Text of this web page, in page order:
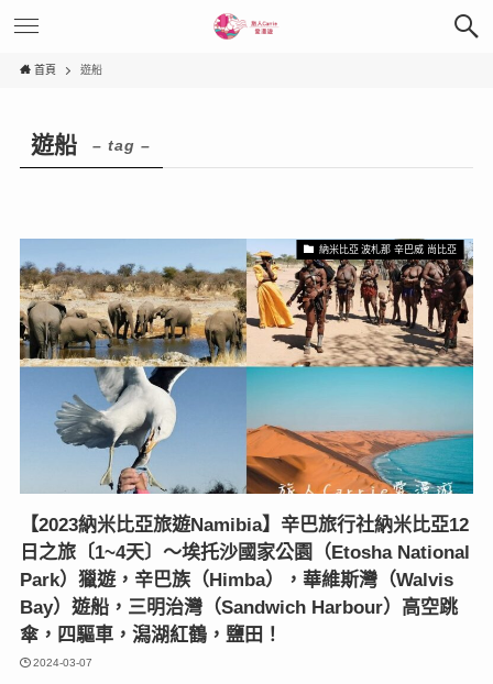
首頁 遊船
遊船 – tag –
納米比亞 波札那 辛巴威 尚比亞
【2023納米比亞旅遊Namibia】辛巴旅行社納米比亞12
日之旅〔1~4天〕〜埃托沙國家公園（Etosha National
Park）獵遊，辛巴族（Himba），華維斯灣（Walvis
Bay）遊船，三明治灣（Sandwich Harbour）高空跳
傘，四驅車，潟湖紅鶴，鹽田！
2024-03-07